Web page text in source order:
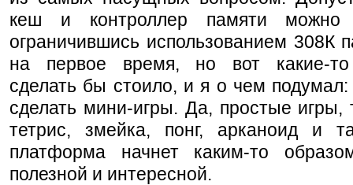
кеш и контроллер памяти можно
ограничившись использованием 308К
на первое время, но вот какие-
сделать бы стоило, и я о чем
сделать мини-игры. Да, простые игры,
тетрис, змейка, понг, арканоид и
платформа начнет каким-то
полезной и интересной.